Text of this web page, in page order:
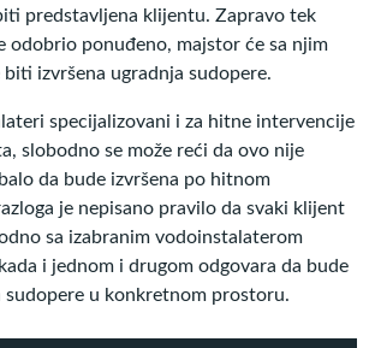
predstavljena klijentu. Zapravo tek
odobrio ponuđeno, majstor će sa njim
izvršena ugradnja sudopere.
specijalizovani i za hitne intervencije
slobodno se može reći da ovo nije
da bude izvršena po hitnom
je nepisano pravilo da svaki klijent
sa izabranim vodoinstalaterom
i jednom i drugom odgovara da bude
sudopere u konkretnom prostoru.